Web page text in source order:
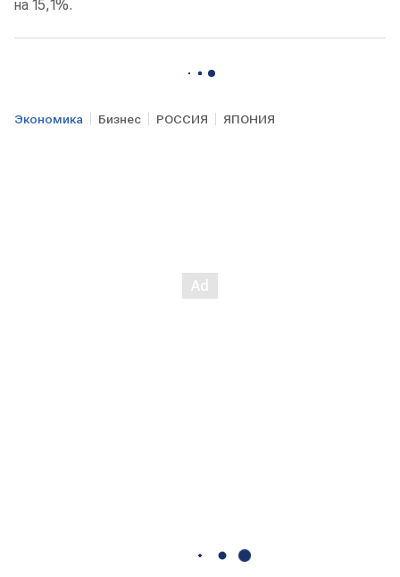
на 15,1%.
Экономика Бизнес РОССИЯ ЯПОНИЯ